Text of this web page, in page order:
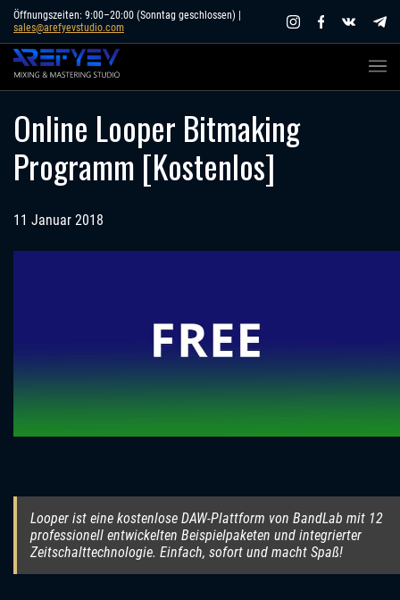
Skip
content
Öffnungszeiten: 9:00–20:00 (Sonntag geschlossen) |
sales@arefyevstudio.com
Online Looper Bitmaking
Programm [Kostenlos]
11 Januar 2018
Looper ist eine kostenlose DAW-Plattform von BandLab mit 12
professionell entwickelten Beispielpaketen und integrierter
Zeitschalttechnologie. Einfach, sofort und macht Spaß!